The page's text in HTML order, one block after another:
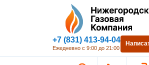
+7 (831) 413-94-04
Ежедневно с 9:00 до 21:00